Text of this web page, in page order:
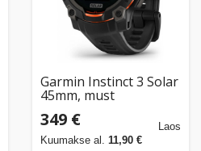
Garmin Instinct 3 Solar
45mm, must
349 €
Kuumakse al. 11,90 €
Laos